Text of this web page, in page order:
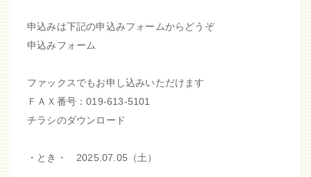
申込みは下記の申込みフォームからどうぞ
申込みフォーム
ファックスでもお申し込みいただけます
ＦＡＸ番号：019-613-5101
チラシのダウンロード
・とき・ 2025.07.05（土）